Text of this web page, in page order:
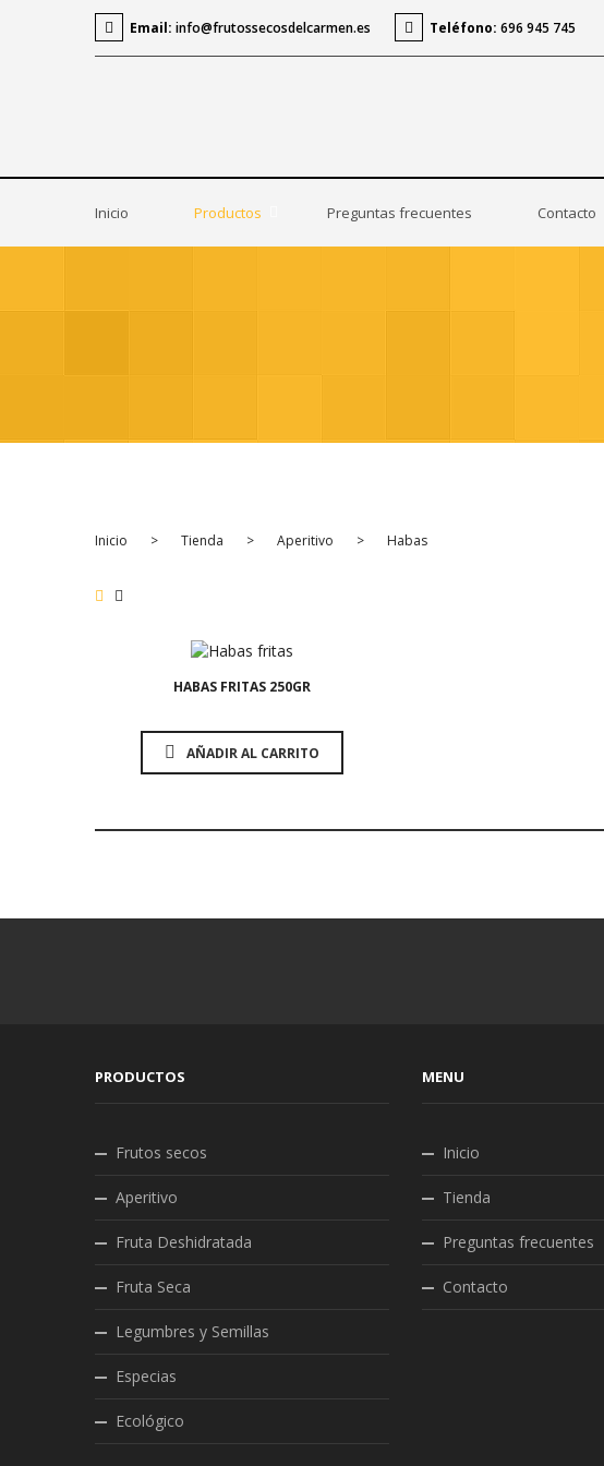
Email: info@frutossecosdelcarmen.es Teléfono: 696 945 745
Inicio Productos Preguntas frecuentes Contacto
Inicio > Tienda > Aperitivo > Habas
HABAS FRITAS 250GR
AÑADIR AL CARRITO
PRODUCTOS
Frutos secos
Aperitivo
Fruta Deshidratada
Fruta Seca
Legumbres y Semillas
Especias
Ecológico
MENU
Inicio
Tienda
Preguntas frecuentes
Contacto